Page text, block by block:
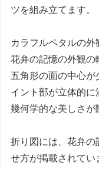
ツを組み立てます。
カラフルペタルの外
花弁の記憶の外観の
五角形の面の中心が
イント部が立体的に
幾何学的な美しさが
折り図には、花弁の
せ方が掲載されてい